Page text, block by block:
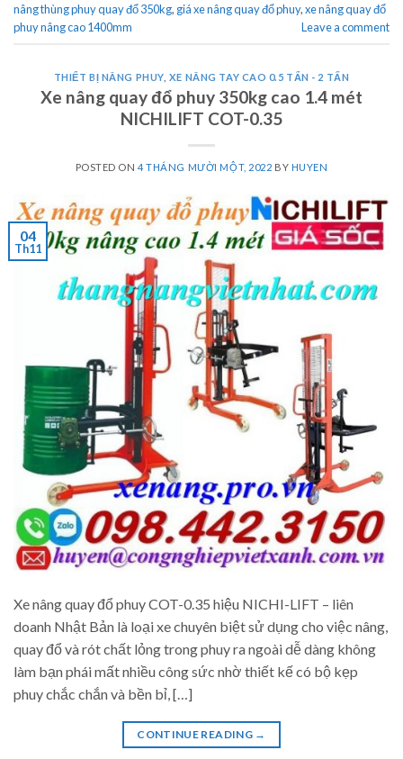
nâng thùng phuy quay đổ 350kg, giá xe nâng quay đổ phuy,xe nâng quay đổ
phuy nâng cao 1400mm
Leave a comment
THIẾT BỊ NÂNG PHUY, XE NÂNG TAY CAO 0.5 TẤN - 2 TẤN
Xe nâng quay đổ phuy 350kg cao 1.4 mét
NICHILIFT COT-0.35
POSTED ON4 THÁNG MƯỜI MỘT, 2022 BY HUYEN
04
Th11
Xe nâng quay đổ phuy COT-0.35 hiệu NICHI-LIFT – liên
doanh Nhật Bản là loại xe chuyên biệt sử dụng cho việc nâng,
quay đổ và rót chất lỏng trong phuy ra ngoài dễ dàng không
làm bạn phái mất nhiều công sức nhờ thiết kế có bộ kẹp
phuy chắc chắn và bền bỉ, […]
CONTINUE READING →